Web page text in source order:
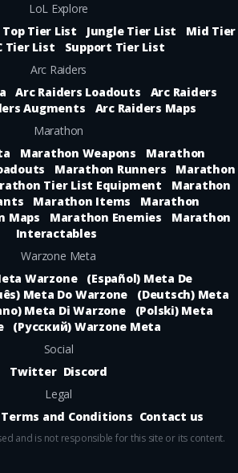
LoL Explore
Top Tier List Jungle Tier List
Mid Tier
Tier List
Support Tier List
Arc Raiders
Arc Raiders Loadouts
Arc Raiders
Augments
Arc Raiders Maps
Marathon
Marathon Weapons
Marathon
Marathon Runners
Marathon
Tier List Equipment
Marathon
Marathon Items
Marathon
Maps Marathon Enemies
Marathon
Interactables
Warzone Meta
Warzone
(Español) Meta De
Meta Do Warzone
(Deutsch) Meta
Meta Di Warzone
(Polski) Meta
(Русский) Warzone Meta
Social
Twitter Discord
Legal
Terms and Conditions Contact us
and is not responsible for this site or its content.